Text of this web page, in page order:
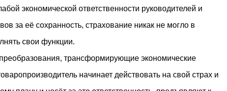
экономической ответственности руководителей и
за её сохранность, страхование никак не могло в
свои функции.
трансформирующие экономические
начинает действовать на свой страх и